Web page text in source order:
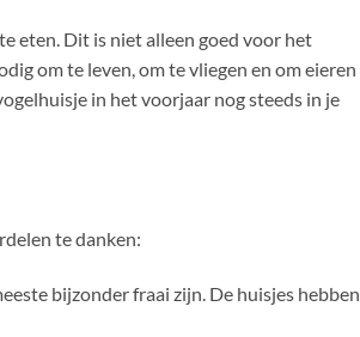
eten. Dit is niet alleen goed voor het
om te leven, om te vliegen en om eieren
in het voorjaar nog steeds in je
te danken:
bijzonder fraai zijn. De huisjes hebben